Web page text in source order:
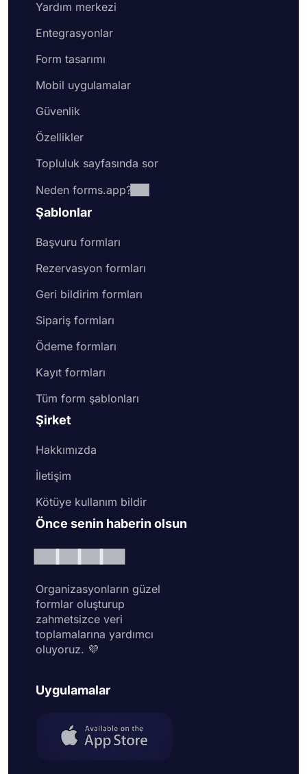
Yardım merkezi
Entegrasyonlar
Form tasarımı
Mobil uygulamalar
Güvenlik
Özellikler
Topluluk sayfasında sor
Neden forms.app?
Şablonlar
Başvuru formları
Rezervasyon formları
Geri bildirim formları
Sipariş formları
Ödeme formları
Kayıt formları
Tüm form şablonları
Şirket
Hakkımızda
İletişim
Kötüye kullanım bildir
Önce senin haberin olsun
Organizasyonların güzel
formlar oluşturup
zahmetsizce veri
toplamalarına yardımcı
oluyoruz. 💜
Uygulamalar